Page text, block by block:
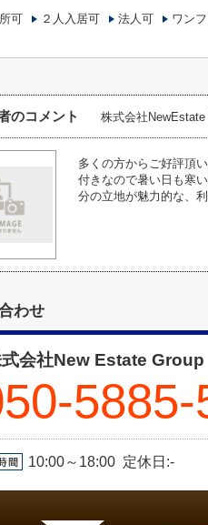
可 ２人入居可 法人可 ワン
のコメント 株式会社NewEstate
多くの方からご好評頂
付きなので暑い日も寒
分の立地が魅力的な、
わせ
会社New Estate Group
5885-
10:00～18:00 定休日:-